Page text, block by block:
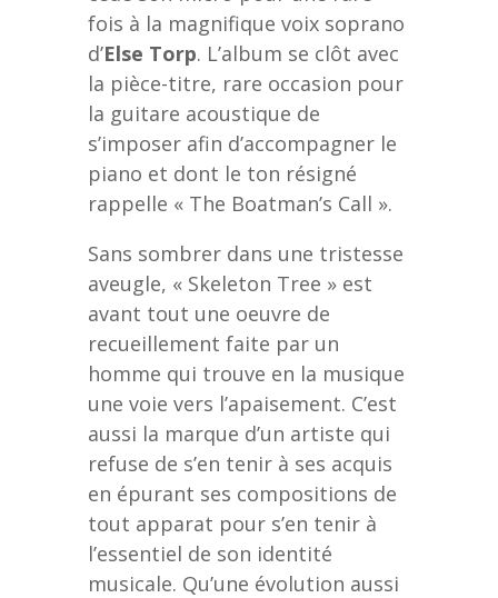
fois à la magnifique voix soprano
d’Else Torp. L’album se clôt avec
la pièce-titre, rare occasion pour
la guitare acoustique de
s’imposer afin d’accompagner le
piano et dont le ton résigné
rappelle « The Boatman’s Call ».
Sans sombrer dans une tristesse
aveugle, « Skeleton Tree » est
avant tout une oeuvre de
recueillement faite par un
homme qui trouve en la musique
une voie vers l’apaisement. C’est
aussi la marque d’un artiste qui
refuse de s’en tenir à ses acquis
en épurant ses compositions de
tout apparat pour s’en tenir à
l’essentiel de son identité
musicale. Qu’une évolution aussi